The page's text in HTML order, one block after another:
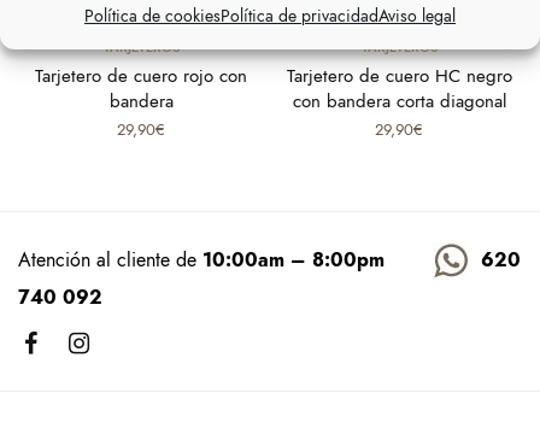
Política de cookiesPolítica de privacidadAviso legal
TARJETEROS
Tarjetero de cuero rojo con
bandera
29,90€
TARJETEROS
Tarjetero de cuero HC negro
con bandera corta diagonal
29,90€
Atención al cliente de 10:00am – 8:00pm
620
740 092